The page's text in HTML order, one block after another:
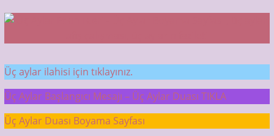
Üç aylar ilahisi için tıklayınız.
Üç Aylar Başlangıcı Mesajı – Üç Aylar Duası TIKLA
Üç Aylar Duası Boyama Sayfası